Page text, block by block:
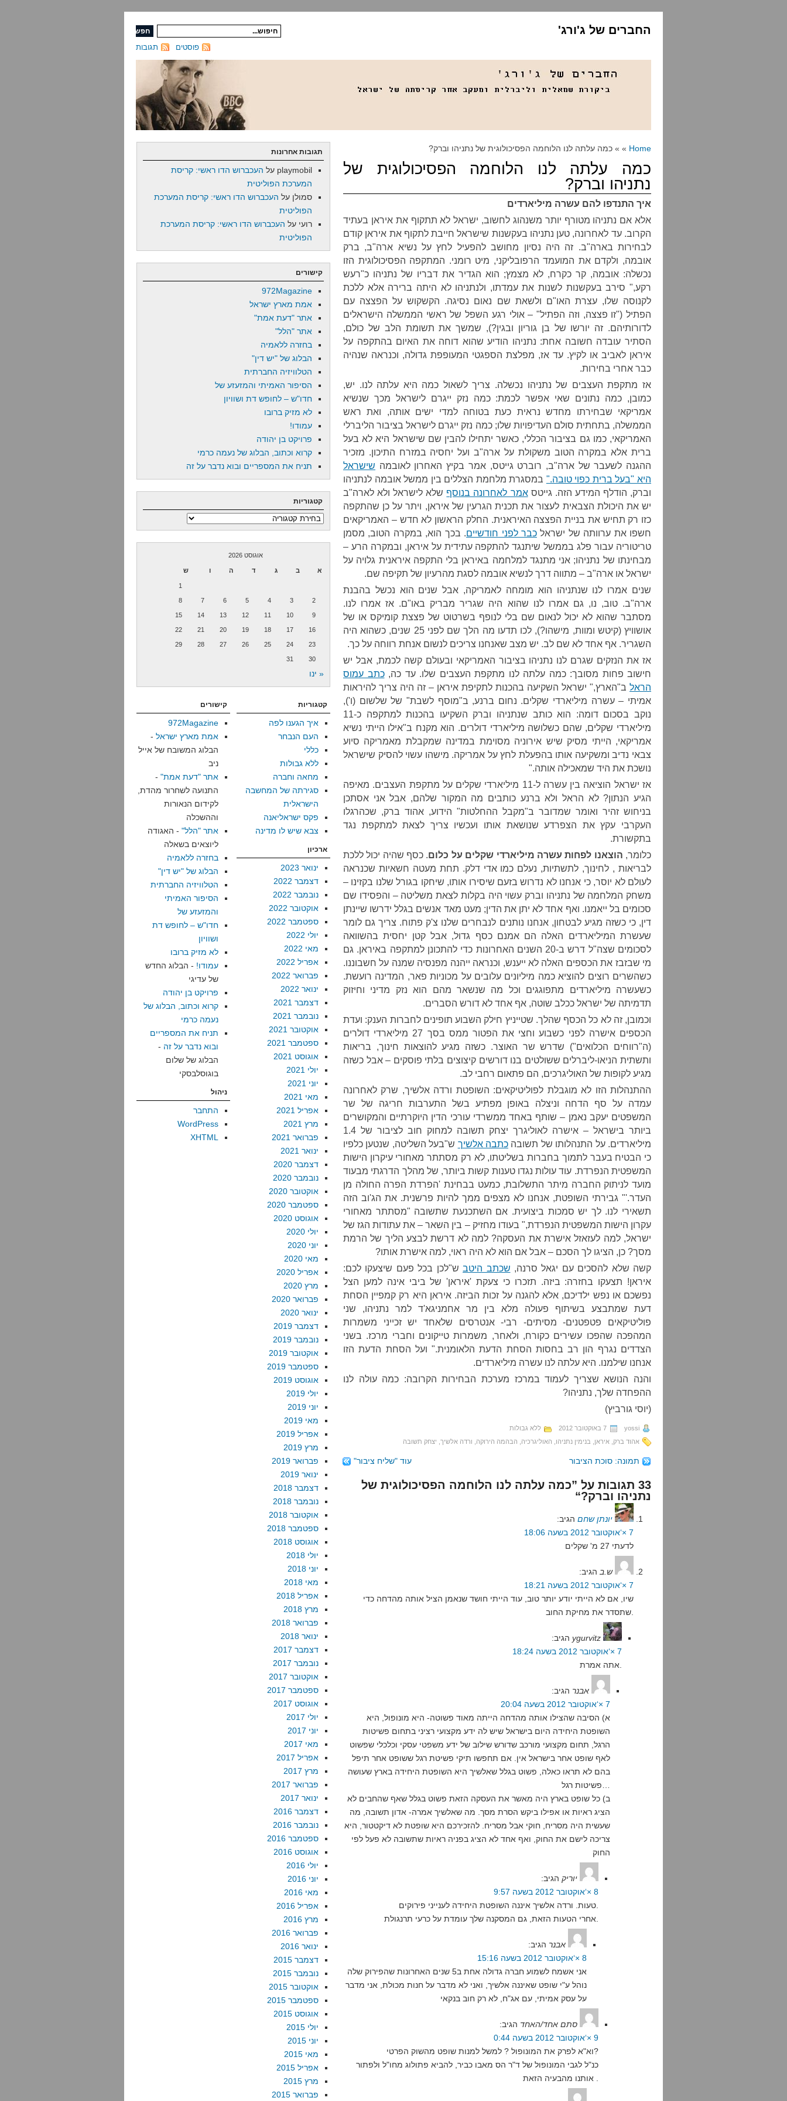
החברים של ג'ורג'
תגובות פוסטים
Home » » כמה עלתה לנו הלוחמה הפסיכולוגית של נתניהו וברק?
כמה עלתה לנו הלוחמה הפסיכולוגית של
נתניהו וברק?
איך התנדפו להם עשרה מיליארדים
אלא אם נתניהו מטורף יותר משנהוג לחשוב, ישראל לא תתקוף את איראן בעתיד
הקרוב. עד לאחרונה, טען נתניהו בעקשנות שישראל חייבת לתקוף את איראן קודם
לבחירות בארה"ב. זה היה נסיון מחושב להפעיל לחץ על נשיא ארה"ב, ברק
אובמה, ולקדם את המועמד הרפובליקני, מיט רומני. המתקפה הפסיכולוגית הזו
נכשלה: אובמה, קר כקרח, לא מצמץ; הוא הגדיר את דבריו של נתניהו כ"רעש
רקע," סירב בעקשנות לשנות את עמדתו, ולנתניהו לא היתה ברירה אלא ללכת
לקנוסה שלו, עצרת האו"ם ולשאת שם נאום נסיגה. הקשקוש על הפצצה עם
הפתיל ("זו פצצה, וזה הפתיל" – אולי רגע השפל של ראשי הממשלה הישראלים
לדורותיהם. זה יורשו של בן גוריון ובגין?), שמשך את תשומת הלב של כולם,
הסתיר עובדה חשובה אחת: נתניהו הודיע שהוא דוחה את האיום בהתקפה על
איראן לאביב או לקיץ. עד אז, מפלצת הספגטי המעופפת גדולה, וכנראה שנהיה
כבר אחרי בחירות.
אז מתקפת העצבים של נתניהו נכשלה. צריך לשאול כמה היא עלתה לנו. יש,
כמובן, כמה נתונים שאי אפשר לכמת: כמה נזק ייגרם לישראל מכך שנשיא
אמריקאי שבחירתו מחדש נראית כעת בטוחה למדי ישים אותה, ואת ראש
הממשלה, בתחתית סולם העדיפויות שלו; כמה נזק ייגרם לישראל בציבור הליברלי
האמריקאי, כמו גם בציבור הכללי, כאשר יתחילו להבין שם שישראל היא לא בעל
ברית אלא במקרה הטוב משקולת על ארה"ב ועל יחסיה במזרח התיכון. מזכיר
ההגנה לשעבר של ארה"ב, רוברט גייטס, אמר בקיץ האחרון לאובמה שישראל
היא "בעל ברית כפוי טובה." במסגרת מלחמת הצללים בין ממשל אובמה לנתניהו
וברק, הודלף המידע הזה. גייטסאמר לאחרונה בנוסף שלא לישראל ולא לארה"ב
יש את היכולת הצבאית לעצור את תכנית הגרעין של איראן, ויתר על כן שהתקפה
כזו רק תחיש את בניית הפצצה האיראנית. החלק הראשון לא חדש – האמריקאים
חשפו את ערוותה של ישראלכבר לפני חודשיים. בכך הוא, במקרה הטוב, מסמן
טריטוריה עבור פלג בממשל שיתנגד להתקפה עתידית על איראן, ובמקרה הרע –
מבחינתו של נתניהו; אני מתנגד למלחמה באיראן בלי התקפה איראנית גלויה על
ישראל או ארה"ב – מתווה דרך לנשיא אובמה לסגת מהרעיון של תקיפה שם.
שנים אמרו לנו שנתניהו הוא מומחה לאמריקה, אבל שנים הוא נכשל בהבנת
ארה"ב. טוב, נו, גם אמרו לנו שהוא היה שגריר מבריק באו"ם. אז אמרו לנו.
מסתבר שהוא לא יכול לנאום שם בלי לנופף בשרטוט של פצצת קומיקס או של
אושוויץ (קיטש ומוות, מישהו?), לכו תדעו מה הלך שם לפני 25 שנים, כשהוא היה
השגריר. אף אחד לא שם לב. יש מצב שאנחנו צריכים לנשום אנחת רווחה על כך.
אז את הנזקים שגרם לנו נתניהו בציבור האמריקאי ובעולם קשה לכמת, אבל יש
חישוב פחות מסובך: כמה עלתה לנו מתקפת העצבים שלו. עד כה,כתב עמוס
הראל ב"הארץ," ישראל השקיעה בהכנות לתקיפת איראן – זה היה צריך להיראות
אמיתי – עשרה מיליארדי שקלים. נחום ברנע, ב"מוסף לשבת" של שלשום (ו'),
נוקב בסכום דומה: הוא כותב שנתניהו וברק השקיעו בהכנות למתקפה כ-11
מיליארדי שקלים, שהם כשלושה מיליארדי דולרים. הוא מקנח ב"אילו הייתי נשיא
אמריקאי, הייתי מסיק שיש אירוניה מסוימת במדינה שמקבלת מאמריקה סיוע
צבאי נדיב ומשקיעה אותו בהפעלת לחץ על אמריקה. מישהו עשוי להסיק שישראל
נושכת את היד שמאכילה אותה."
אז ישראל הוציאה בין עשרה ל-11 מיליארדי שקלים על מתקפת העצבים. מאיפה
הגיע הנתון? לא הראל ולא ברנע כותבים מה המקור שלהם, אבל אני אסתכן
בניחוש זהיר ואומר שמדובר ב"מקבל ההחלטות" הידוע, אהוד ברק, שכהרגלו
העקרבי עקץ את הצפרדע שנושאת אותו ועכשיו צריך לצאת למתקפת נגד
בתקשורת.
כלומר, הוצאנו לפחות עשרה מיליארדי שקלים על כלום. כסף שהיה יכול ללכת
לבריאות , לחינוך, לתשתיות, נעלם כמו אדי דלק. תחת מעטה חשאיות שכנראה
לעולם לא יוסר, כי אנחנו לא נדרוש בזעם שיסירו אותו, שיחקו בגורל שלנו בקזינו –
משחק המלחמה של נתניהו וברק עשוי היה בקלות לצאת משליטה – והפסידו שם
סכומים בל ייאמנו. ואף אחד לא יתן את הדין; מעט מאד אנשים בגלל ידרשו שיינתן
דין, כי כשזה מגיע לבטחון, אנחנו נותנים לנבחרים שלנו צ'ק פתוח. צריך גם לומר
שעשרת המיליארדים האלה הם אמנם כסף גדול, אבל קטן יחסית בהשוואה
לסכומים שצה"ל דרש ב-20 השנים האחרונות כדי להתכונן למתקפה באיראן. גם
מי שבזבז את הכספים האלה לא ייענש, וכנראה ייהנה מפנסיה שמנה על חשבוננו.
כשהשרים רוצים להוציא כמה מיליונים עלובים על מכוניות פאר, המדינה רועשת.
כשעשרה מיליארדים מתפוגגים וכל מה שנשאר מהם הוא נזק מדיני וחיזוק
תדמיתה של ישראל ככלב שוטה, אף אחד לא דורש הסברים.
וכמובן, זה לא כל הכסף שהלך. שטייניץ חילק השבוע תופינים לחברות הענק: ועדת
הכספים אישרה לפני כשבוע וחצי את הפטור ממס בסך 27 מיליארדי דולרים
(ה"רווחים הכלואים") שדרש שר האוצר. כשזה מגיע להוצאות חינוך, בריאות
ותשתית הניאו-ליברלים ששולטים בנו דורשים קיצוצים בלתי פוסקים – אבל כשזה
מגיע לקופות של האוליגרכים, הם פתאום רחבי לב.
ההתנהלות הזו לא מוגבלת לפוליטיקאים: השופטת ורדה אלשיך, שרק לאחרונה
עמדה על סף הדחה וניצלה באופן מפתיע בשל התערבות חריגה של שר
המשפטים יעקב נאמן – שותף באחד ממשרדי עורכי הדין היוקרתיים והמקושרים
ביותר בישראל – אישרה לאוליגרך יצחק תשובה למחוק חוב לציבור של 1.4
מיליארדים. על התנהלותו של תשובה כתבה אלשיך ש"בעל השליטה, שנטען כלפיו
כי הבטיח בעבר לתמוך בחברות בשליטתו, לא רק מסתתר מאחורי עיקרון הישות
המשפטית הנפרדת. עוד עולות נגדו טענות קשות ביותר, של מהלך הדרגתי מבעוד
מועד לניתוק החברה מיתר התשלובת, כמעט בבחינת 'הפרדת הפרה החולה מן
העדר.'" גבירתי השופטת, אנחנו לא מצפים ממך להיות פרשנית. את הג'וב הזה
תשאירי לנו. לך יש סמכות ביצועית. אם השתכנעת שתשובה "מסתתר מאחורי
עקרון הישות המשפטית הנפרדת," בעודו מחזיק – בין השאר – את עתודות הגז של
ישראל, למה לעזאזל אישרת את העסקה? למה לא דרשת לבצע הליך של הרמת
מסך? כן, הציגו לך הסכם – אבל אם הוא לא היה ראוי, למה אישרת אותו?
קשה שלא להסכים עם יגאל סרנה, שכתב היטבש"לכן בכל פעם שיצעקו לכם:
איראן! תצעקו בחזרה: ביזה. תזכרו כי צעקת 'איראן' של ביבי אינה למען הצל
נפשכם או נפש ילדיכם, אלא להגנה על זכות הביזה. איראן היא רק קמפיין הסחת
דעת שמתבצע בשיתוף פעולה מלא בין מר אחמניגא'ד למר נתניהו, שני
פוליטיקאים פטפטנים- מסיתים- רבי- אנטרסים שלאחד יש זכייני משמרות
המהפכה שהפכו עשירים כקורח, ולאחר, משמרות טייקונים וחברי מרכז. בשני
הצדדים נגרף הון רב בחסות הסחת הדעת הלאומנית." ועל הסחת הדעת הזו
אנחנו שילמנו. היא עלתה לנו עשרה מיליארדים.
והנה הנושא שצריך לעמוד במרכז מערכת הבחירות הקרובה: כמה עולה לנו
ההפחדה שלך, נתניהו?
(יוסי גורביץ)
yossi 7 באוקטובר 2012
ללא גבולות
אהוד ברק איראן בנימין נתניהו האוליגרכיה הבהמה הירוקה ורדה אלשיך יצחק תשובה
תמונה: סוכת הציבור עוד "שליח ציבור"
33 תגובות על ”כמה עלתה לנו הלוחמה הפסיכולוגית של
נתניהו וברק?“
יונתן שחם הגיב:
7 ×‘אוקטובר 2012 בשעה 18:06
לדעתי 27 מ' שקלים
ש.ב הגיב:
7 ×‘אוקטובר 2012 בשעה 18:21
שיו, אם לא הייתי יודע יותר טוב, עוד הייתי חושד שנאמן הציל אותה מהדחה כדי
ygurvitz הגיב:
7 ×‘אוקטובר 2012 בשעה 18:24
אבנר הגיב:
7 ×‘אוקטובר 2012 בשעה 20:04
א) הסיבה שהצילו אותה מהדחה הייתה מאוד פשוטה- היא מונופול, היא
השופטת היחידה היום בישראל שיש לה ידע מקצועי רציני בתחום פשיטות
הרגל, תחום מקצועי מורכב שדורש שילוב של ידע משפטי עסקי וכלכלי שפשוט
לאף שופט אחר בישראל אין. אם תחפשו תיקי פשיטת רגל ששופט אחר תיפל
בהם לא תראו כאלה, פשוט בגלל שאלשיך היא השופטת היחידה בארץ שעושה
ב) כל שופט בארץ היה מאשר את העסקה הזאת פשוט בגלל שאף שהחבים לא
הציג ראיות או אפילו ביקש הסרת מסך. מה שאלשיך אמרה- אדון תשובה, מה
שעשית היה מסריח, חוקי אבל מסריח. להזכירכם היא שופטת לא דיקטטור, היא
צריכה לישם את החוק, ואף אחד לא הציג בפניה ראיות שתשובה לא פעל לפי
החוק
יוריק הגיב:
8 ×‘אוקטובר 2012 בשעה 9:57
אבנר הגיב:
8 ×‘אוקטובר 2012 בשעה 15:16
אני אשמח לשמוע חברה גדולה אחת ב5 שנים האחרונות שהפירוק שלה
נוהל ע"י שופט שאיננה אלשיך, ואני לא מדבר על חנות מכולת, אני מדבר
על עסק אמיתי, עם אג"ח, לא רק חוב בנקאי
סתם אחד/האחד הגיב:
9 ×‘אוקטובר 2012 בשעה 0:44
וא"א לפרק את המונופול ? למשל למנות שופט מהשוק הפרטי?
כנ"ל לגבי המונופול של ד"ר הס מאבו כביר, להביא פתולוג מחו"ל ולפתור
תגובות אחרונות
playmobil על העכברוש הדו ראשי: קריסת
המערכת הפוליטית
סמולן על העכברוש הדו ראשי: קריסת המערכת
הפוליטית
רועי על העכברוש הדו ראשי: קריסת המערכת
הפוליטית
קישורים
972Magazine
אמת מארץ ישראל
אתר "דעת אמת"
אתר "הלל"
בחזרה ללאמיה
הבלוג של "יש דין"
הטלוויזיה החברתית
הסיפור האמיתי והמזעזע של
חדו"ש – לחופש דת ושוויון
לא מזיק ברובו
עמודו!
פרויקט בן יהודה
קרוא וכתוב, הבלוג של נעמה כרמי
תניח את המספריים ובוא נדבר על זה
קטגוריות
קטגוריות
אוגוסט 2026
א ב ג ד ה ו ש
1
2
3
4
5
6
7
8
9
10
11
12
13
14
15
16
17
18
19
20
21
22
23
24
25
26
27
28
29
30
31
« ינו
קטגוריות
איך הגענו לפה
העם הנבחר
כללי
ללא גבולות
מחאה וחברה
סגירתה של המחשבה
הישראלית
פקס ישראליאנה
צבא שיש לו מדינה
ארכיון
ינואר 2023
דצמבר 2022
נובמבר 2022
אוקטובר 2022
ספטמבר 2022
יולי 2022
מאי 2022
אפריל 2022
פברואר 2022
ינואר 2022
דצמבר 2021
נובמבר 2021
אוקטובר 2021
ספטמבר 2021
אוגוסט 2021
יולי 2021
יוני 2021
מאי 2021
אפריל 2021
מרץ 2021
פברואר 2021
ינואר 2021
דצמבר 2020
נובמבר 2020
אוקטובר 2020
ספטמבר 2020
אוגוסט 2020
יולי 2020
יוני 2020
מאי 2020
אפריל 2020
מרץ 2020
פברואר 2020
ינואר 2020
דצמבר 2019
נובמבר 2019
אוקטובר 2019
ספטמבר 2019
אוגוסט 2019
יולי 2019
יוני 2019
מאי 2019
אפריל 2019
מרץ 2019
פברואר 2019
ינואר 2019
דצמבר 2018
נובמבר 2018
אוקטובר 2018
ספטמבר 2018
אוגוסט 2018
יולי 2018
יוני 2018
מאי 2018
אפריל 2018
מרץ 2018
פברואר 2018
ינואר 2018
דצמבר 2017
נובמבר 2017
אוקטובר 2017
ספטמבר 2017
אוגוסט 2017
יולי 2017
יוני 2017
מאי 2017
אפריל 2017
מרץ 2017
פברואר 2017
ינואר 2017
דצמבר 2016
נובמבר 2016
ספטמבר 2016
אוגוסט 2016
יולי 2016
יוני 2016
מאי 2016
אפריל 2016
מרץ 2016
פברואר 2016
ינואר 2016
דצמבר 2015
נובמבר 2015
אוקטובר 2015
ספטמבר 2015
אוגוסט 2015
יולי 2015
יוני 2015
מאי 2015
אפריל 2015
מרץ 2015
פברואר 2015
קישורים
972Magazine
אמת מארץ ישראל -
הבלוג המשובח של אייל
ניב
אתר "דעת אמת" -
התנועה לשחרור מהדת,
לקידום הנאורות
וההשכלה
אתר "הלל" - האגודה
ליוצאים בשאלה
בחזרה ללאמיה
הבלוג של "יש דין"
הטלוויזיה החברתית
הסיפור האמיתי
והמזעזע של
חדו"ש – לחופש דת
ושוויון
לא מזיק ברובו
עמודו! - הבלוג החדש
של עדיגי
פרויקט בן יהודה
קרוא וכתוב, הבלוג של
נעמה כרמי
תניח את המספריים
ובוא נדבר על זה -
הבלוג של שלום
בוגוסלבסקי
ניהול
התחבר
WordPress
XHTML